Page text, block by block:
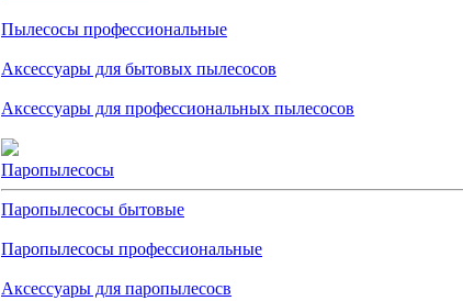
Пылесосы профессиональные
Аксессуары для бытовых пылесосов
Аксессуары для профессиональных пылесосов
Паропылесосы
Паропылесосы бытовые
Паропылесосы профессиональные
Аксессуары для паропылесосв